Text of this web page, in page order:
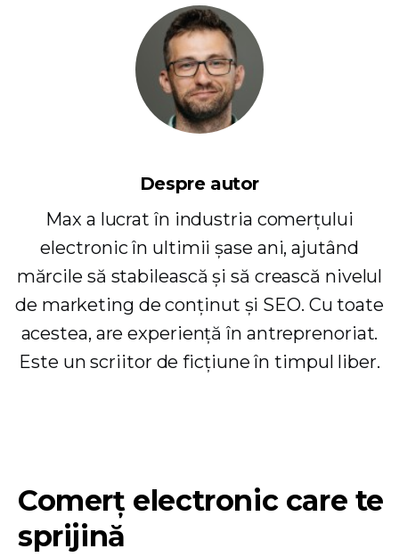
Despre autor
Max a lucrat în industria comerțului
electronic în ultimii șase ani, ajutând
mărcile să stabilească și să crească nivelul
de marketing de conținut și SEO. Cu toate
acestea, are experiență în antreprenoriat.
Este un scriitor de ficțiune în timpul liber.
Comerț electronic care te
sprijină